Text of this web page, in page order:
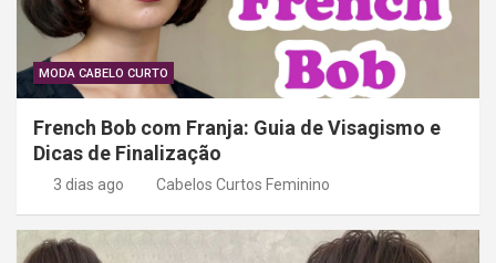
MODA CABELO CURTO
French Bob com Franja: Guia de Visagismo e
Dicas de Finalização
3 dias ago Cabelos Curtos Feminino